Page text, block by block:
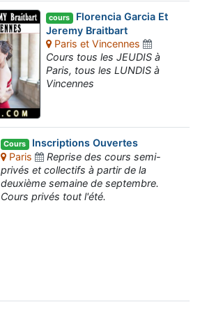
cours Florencia Garcia Et
Jeremy Braitbart
Paris et Vincennes
Cours tous les JEUDIS à
Paris, tous les LUNDIS à
Vincennes
Cours Inscriptions Ouvertes
Paris
Reprise des cours semi-
privés et collectifs à partir de la
deuxième semaine de septembre.
Cours privés tout l'été.